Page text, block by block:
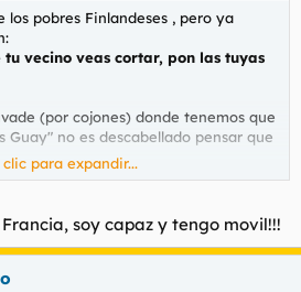
los pobres Finlandeses , pero ya
vecino veas cortar, pon las tuyas
(por cojones) donde tenemos que
Guay" no es descabellado pensar que
Horror sea este "ente" grasiento
clic para expandir...
soy capaz y tengo movil!!!